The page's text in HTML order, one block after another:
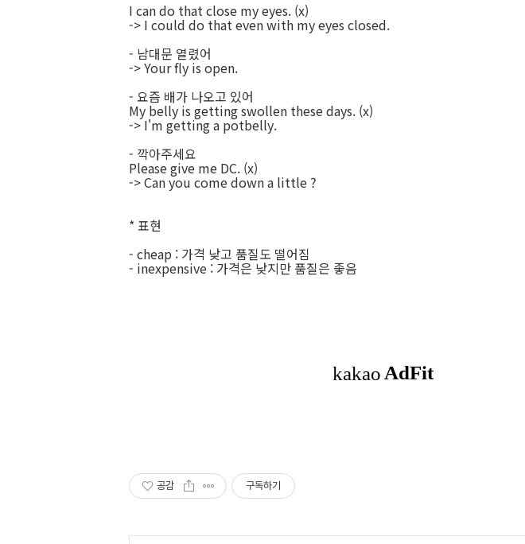
I can do that close my eyes. (x)
-> I could do that even with my eyes closed.
- 남대문 열렸어
-> Your fly is open.
- 요즘 배가 나오고 있어
My belly is getting swollen these days. (x)
-> I'm getting a potbelly.
- 깍아주세요
Please give me DC. (x)
-> Can you come down a little ?
* 표현
- cheap : 가격 낮고 품질도 떨어짐
- inexpensive : 가격은 낮지만 품질은 좋음
공감 구독하기